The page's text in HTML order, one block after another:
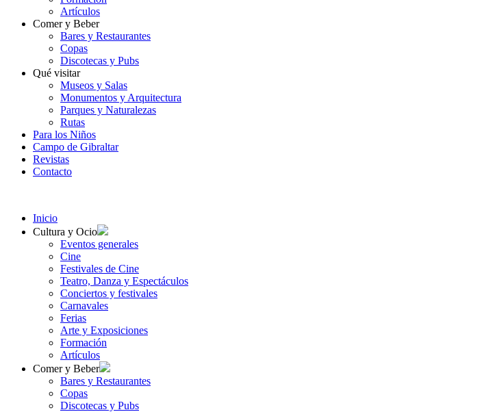
Artículos
Comer y Beber
Bares y Restaurantes
Copas
Discotecas y Pubs
Qué visitar
Museos y Salas
Monumentos y Arquitectura
Parques y Naturalezas
Rutas
Para los Niños
Campo de Gibraltar
Revistas
Contacto
Inicio
Cultura y Ocio
Eventos generales
Cine
Festivales de Cine
Teatro, Danza y Espectáculos
Conciertos y festivales
Carnavales
Ferias
Arte y Exposiciones
Formación
Artículos
Comer y Beber
Bares y Restaurantes
Copas
Discotecas y Pubs